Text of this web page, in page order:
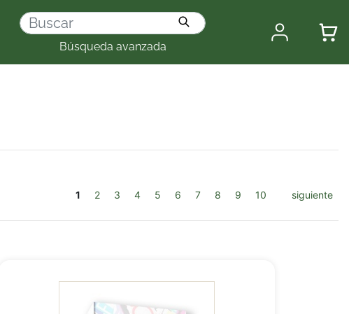
Búsqueda avanzada
1 2 3 4 5 6 7 8 9 10 siguiente